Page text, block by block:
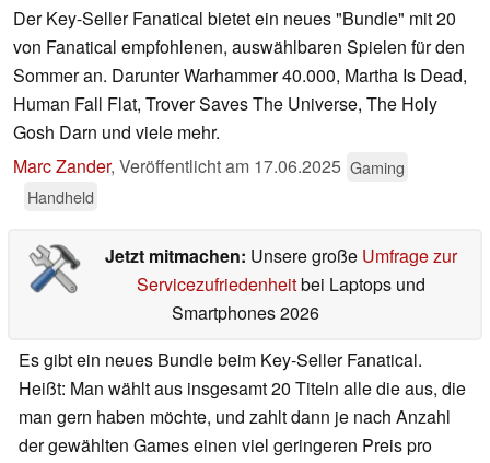
Der Key-Seller Fanatical bietet ein neues "Bundle" mit 20
von Fanatical empfohlenen, auswählbaren Spielen für den
Sommer an. Darunter Warhammer 40.000, Martha Is Dead,
Human Fall Flat, Trover Saves The Universe, The Holy
Gosh Darn und viele mehr.
Marc Zander, Veröffentlicht am 17.06.2025 Gaming
Handheld
Jetzt mitmachen: Unsere große Umfrage zur
Servicezufriedenheitbei Laptops und
Smartphones 2026
Es gibt ein neues Bundle beim Key-Seller Fanatical.
Heißt: Man wählt aus insgesamt 20 Titeln alle die aus, die
man gern haben möchte, und zahlt dann je nach Anzahl
der gewählten Games einen viel geringeren Preis pro